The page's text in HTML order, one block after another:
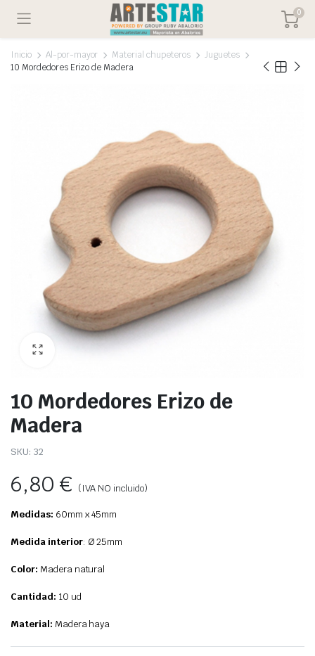
0
Inicio Al-por-mayor Material chupeteros
Juguetes
10 Mordedores Erizo de Madera
10 Mordedores Erizo de
Madera
SKU: 32
6,80€ (IVA NO incluido)
Medidas: 60mm x 45mm
Medida interior: Ø 25mm
Color: Madera natural
Cantidad: 10 ud
Material: Madera haya